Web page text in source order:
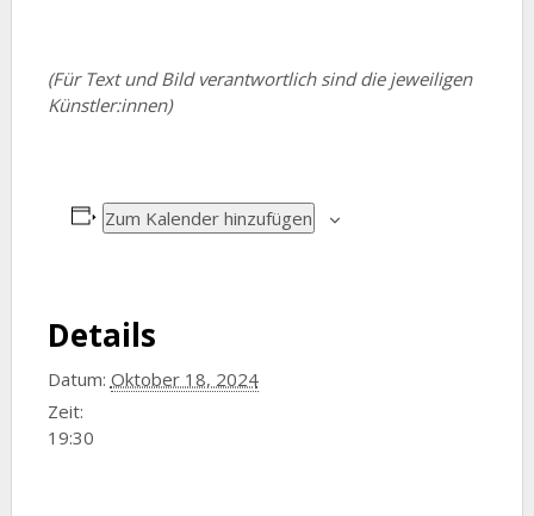
(Für Textund Bild verantwortlich sind die jeweiligen
Künstler:innen)
Zum Kalender hinzufügen
Details
Datum: Oktober 18, 2024
Zeit:
19:30